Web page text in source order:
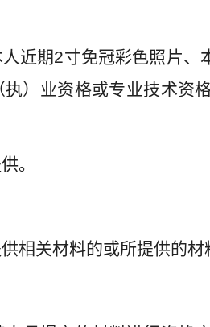
近期2寸免冠彩色照片、
）业资格或专业技术
。
相关材料的或所提供的